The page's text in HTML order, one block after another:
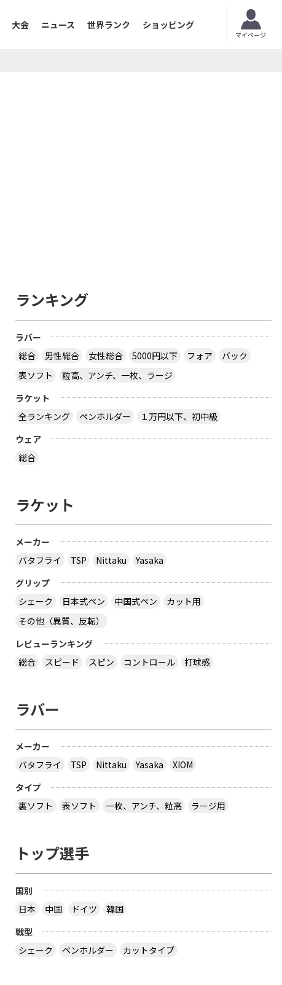
大会 ニュース 世界ランク ショッピング
マイページ
ランキング
ラバー
総合
男性総合 女性総合 5000円以下 フォア
バック
表ソフト
粒高、アンチ、一枚、ラージ
ラケット
全ランキング
ペンホルダー
１万円以下、初中級
ウェア
総合
ラケット
メーカー
バタフライ
TSP Nittaku
Yasaka
グリップ
シェーク
日本式ペン 中国式ペン
カット用
その他（異質、反転）
レビューランキング
総合
スピード スピン コントロール 打球感
ラバー
メーカー
バタフライ
TSP Nittaku Yasaka
XIOM
タイプ
裏ソフト
表ソフト 一枚、アンチ、粒高 ラージ用
トップ選手
国別
日本
中国 ドイツ
韓国
戦型
シェーク
ペンホルダー カットタイプ